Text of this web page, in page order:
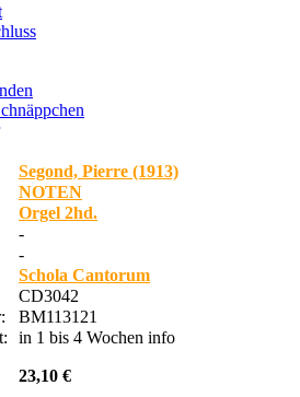
Segond, Pierre (1913)
NOTEN
Orgel 2hd.
-
-
Schola Cantorum
CD3042
BM113121
in 1 bis 4 Wochen info
23,10 €